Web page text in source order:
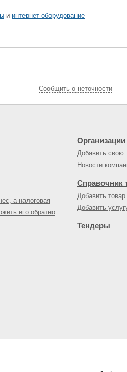
и интернет-оборудование
Cообщить о неточности
а налоговая
его обратно
Организации
Добавить свою
Новости
Справочник
Добавить товар
Добавить
Тендеры